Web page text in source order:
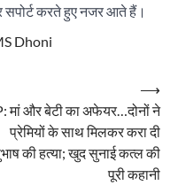
करते हुए नजर आते हैं।
Dhoni
मां और बेटी का अफेयर…दोनों ने
प्रेमियों के साथ मिलकर करा दी
की हत्या; खुद सुनाई कत्ल की
पूरी कहानी
⟶